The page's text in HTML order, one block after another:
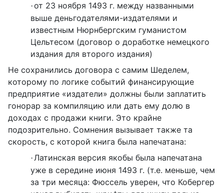
·от 23 ноября 1493 г. между названными
выше деньгодателями-издателями и
известным Нюрнбергским гуманистом
Цельтесом (договор о доработке немецкого
издания для второго издания)
Не сохранились договора с самим Шеделем,
которому по логике событий финансирующие
предприятие «издатели» должны были заплатить
гонорар за компиляцию или дать ему долю в
доходах с продажи книги. Это крайне
подозрительно. Сомнения вызывает также та
скорость, с которой книга была напечатана:
·Латинская версия якобы была напечатана
уже в середине июня 1493 г. (т.е. меньше, чем
за три месяца: Фюссель уверен, что Кобергер